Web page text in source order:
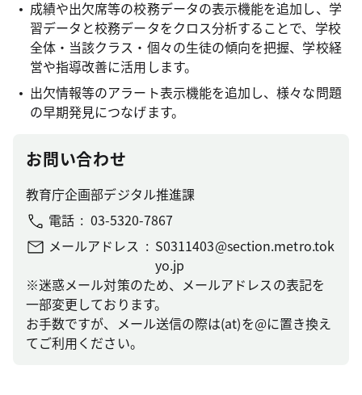
成績や出欠席等の校務データの表示機能を追加し、学
習データと校務データをクロス分析することで、学校
全体・当該クラス・個々の生徒の傾向を把握、学校経
営や指導改善に活用します。
出欠情報等のアラート表示機能を追加し、様々な問題
の早期発見につなげます。
お問い合わせ
教育庁企画部デジタル推進課
電話
03-5320-7867
メールアドレス
S0311403@section.metro.tok
yo.jp
※迷惑メール対策のため、メールアドレスの表記を
一部変更しております。
お手数ですが、メール送信の際は(at)を@に置き換え
てご利用ください。